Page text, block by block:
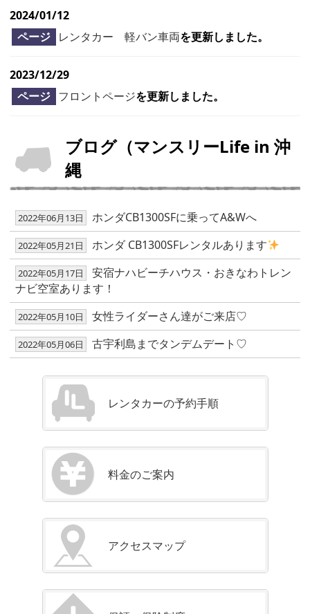
2024/01/12
ページ レンタカー 軽バン車両を更新しました。
2023/12/29
ページ フロントページを更新しました。
ブログ（マンスリーLife in 沖
縄
2022年06月13日 ホンダCB1300SFに乗ってA&Wへ
2022年05月21日 ホンダ CB1300SFレンタルあります
2022年05月17日
安宿ナハビーチハウス・おきなわトレン
ナビ空室あります！
2022年05月10日 女性ライダーさん達がご来店♡
2022年05月06日 古宇利島までタンデムデート♡
レンタカーの予約手順
料金のご案内
アクセスマップ